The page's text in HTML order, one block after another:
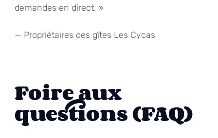
demandes en direct. »
— Propriétaires des gîtes Les Cycas
Foire aux
questions (FAQ)